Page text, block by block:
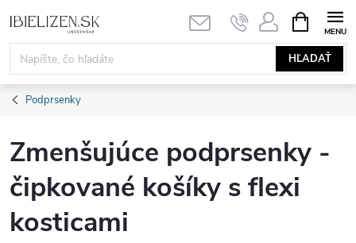
na
obsah
HĽADAŤ
KOŠÍK
Podprsenky
Zmenšujúce podprsenky -
čipkované košíky s flexi
kosticami